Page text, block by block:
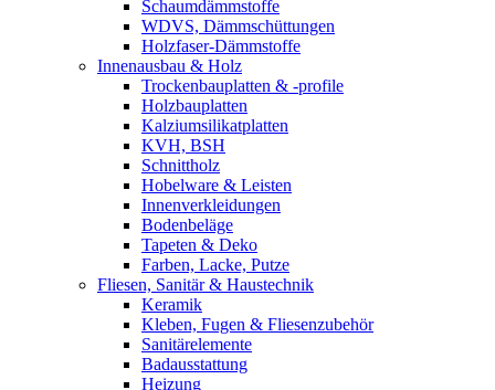
Schaumdämmstoffe
WDVS, Dämmschüttungen
Holzfaser-Dämmstoffe
Innenausbau & Holz
Trockenbauplatten & -profile
Holzbauplatten
Kalziumsilikatplatten
KVH, BSH
Schnittholz
Hobelware & Leisten
Innenverkleidungen
Bodenbeläge
Tapeten & Deko
Farben, Lacke, Putze
Fliesen, Sanitär & Haustechnik
Keramik
Kleben, Fugen & Fliesenzubehör
Sanitärelemente
Badausstattung
Heizung